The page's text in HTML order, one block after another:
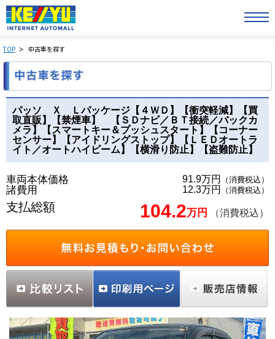
TOP 中古車を探す
パッソ Ｘ Ｌパッケージ【４ＷＤ】【衝突軽減】【買
取直販】【禁煙車】 【ＳＤナビ／ＢＴ接続／バックカ
メラ】【スマートキー＆プッシュスタート】【コーナー
センサー】【アイドリングストップ】【ＬＥＤオートラ
イト／オートハイビーム】【横滑り防止】【盗難防止】
車両本体価格 91.9万円 （消費税込）
諸費用 12.3万円 （消費税込）
支払総額 104.2万円 （消費税込）